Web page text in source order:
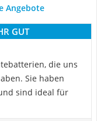
Angebote
GUT
die uns
Sie haben
sind ideal für